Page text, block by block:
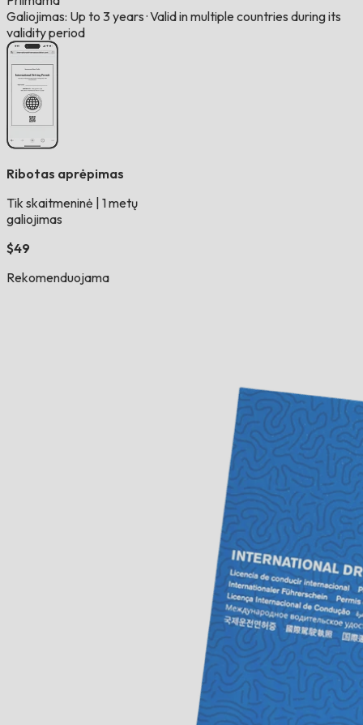
Galiojimas: Up to 3 years ·Valid in multiple countries during its
validity period
Ribotas aprėpimas
Tik skaitmeninė 1 metų
galiojimas
$49
Rekomenduojama